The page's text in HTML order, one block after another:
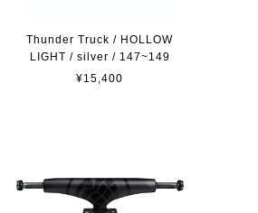
Thunder Truck / HOLLOW
LIGHT / silver / 147~149
¥15,400